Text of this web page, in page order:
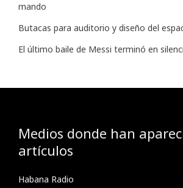
mando
Butacas para auditorio y diseño del
El último baile de Messi terminó en
Medios donde han
artículos
Habana Radio